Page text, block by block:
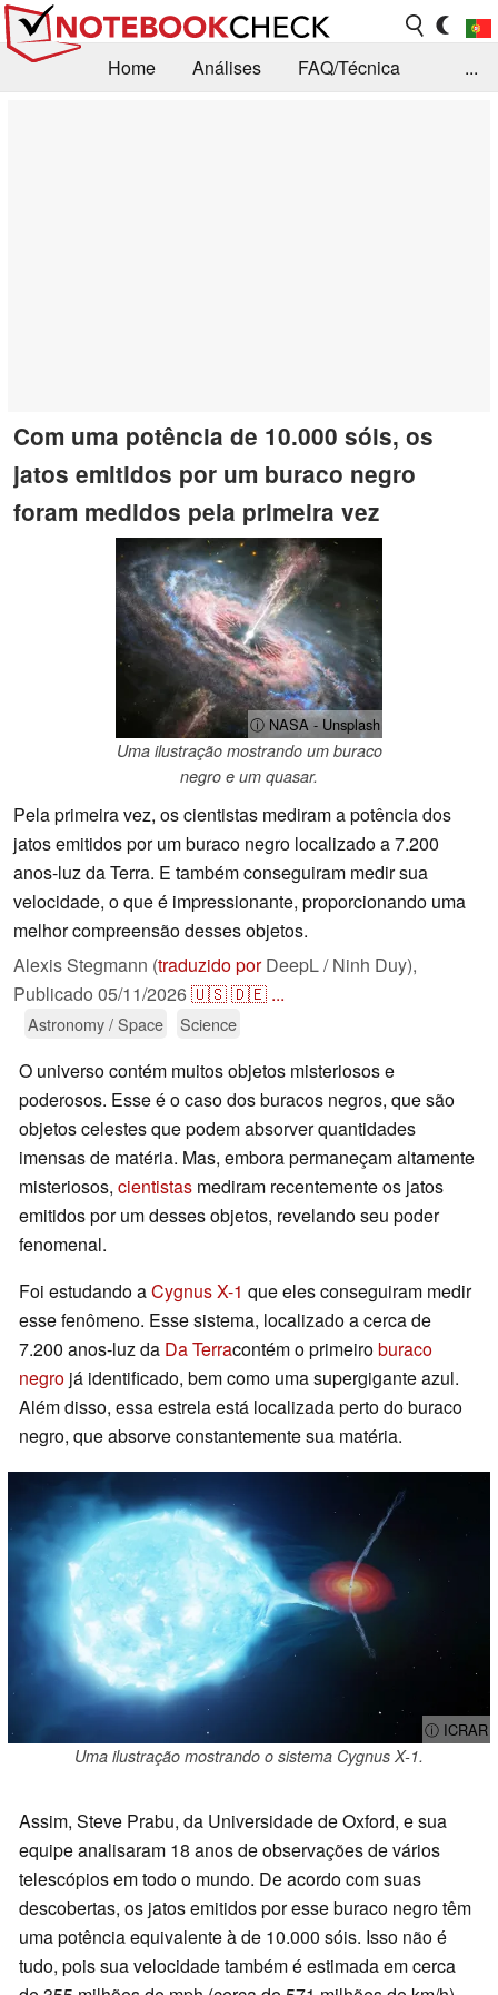
Home Análises
FAQ/Técnica
...
Com uma potência de 10.000 sóis, os
jatos emitidos por um buraco negro
foram medidos pela primeira vez
ⓘ NASA - Unsplash
Uma ilustração mostrando um buraco
negro e um quasar.
Pela primeira vez, os cientistas mediram a potência dos
jatos emitidos por um buraco negro localizado a 7.200
anos-luz da Terra. E também conseguiram medir sua
velocidade, o que é impressionante, proporcionando uma
melhor compreensão desses objetos.
Alexis Stegmann (traduzido porDeepL / Ninh Duy),
Publicado 05/11/2026🇺🇸🇩🇪 ...
Astronomy / Space Science
O universo contém muitos objetos misteriosos e
poderosos. Esse é o caso dos buracos negros, que são
objetos celestes que podem absorver quantidades
imensas de matéria. Mas, embora permaneçam altamente
misteriosos, cientistas mediram recentemente os jatos
emitidos por um desses objetos, revelando seu poder
fenomenal.
Foi estudando aCygnus X-1 que eles conseguiram medir
esse fenômeno. Esse sistema, localizado a cerca de
7.200 anos-luz da Da Terracontém o primeiroburaco
negro já identificado, bem como uma supergigante azul.
Além disso, essa estrela está localizada perto do buraco
negro, que absorve constantemente sua matéria.
ⓘ ICRAR
Uma ilustração mostrando o sistema Cygnus X-1.
Assim, Steve Prabu, da Universidade de Oxford, e sua
equipe analisaram 18 anos de observações de vários
telescópios em todo o mundo. De acordo com suas
descobertas, os jatos emitidos por esse buraco negro têm
uma potência equivalente à de 10.000 sóis. Isso não é
tudo, pois sua velocidade também é estimada em cerca